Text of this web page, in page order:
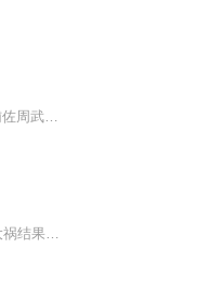
《封神榜仙侠传》是一部以商周易代为历史背景的明代神魔仙侠小说，通过神魔斗法的形式，讲述了姜子牙辅佐周武王伐纣，并最终完成封神大业的宏大故事。小说融合历史演义与神话幻想，构建了一个仙、人、妖三界交织的奇幻世界，是中国文学中“神魔小说”的代...
宝音图评书封神榜第96集，上回书咱们说道了，姜子牙火烧玉石琵琶精打死了琵琶精，这才引出了，杀身的大祸结果坏事还变成了好事，姜子牙竟然被封为成这个丞相被纣王给收纳苏妲己为了报复姜子牙才引出来了，要建造露台残害百姓祸害忠良